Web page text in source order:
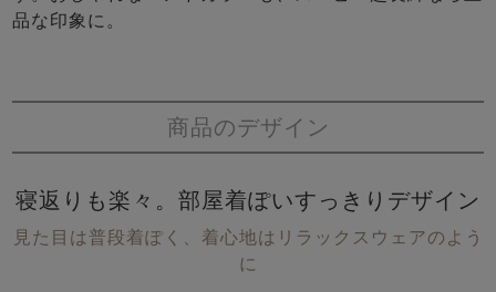
品な印象に。
商品のデザイン
寝返りも楽々。部屋着ぽいすっきりデザイン
見た目は普段着ぽく、着心地はリラックスウェアのよう
に